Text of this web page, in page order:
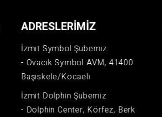
ADRESLERIMIZ
İzmit Symbol Şubemiz
- Ovacık Symbol AVM, 41400
Başiskele/Kocaeli
İzmit Dolphin Şubemiz
- Dolphin Center, Körfez, Berk